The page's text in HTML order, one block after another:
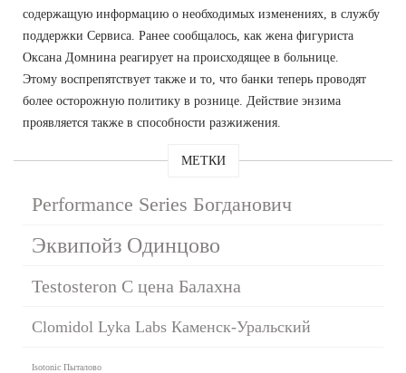
содержащую информацию о необходимых изменениях, в службу
поддержки Сервиса. Ранее сообщалось, как жена фигуриста
Оксана Домнина реагирует на происходящее в больнице.
Этому воспрепятствует также и то, что банки теперь проводят
более осторожную политику в рознице. Действие энзима
проявляется также в способности разжижения.
МЕТКИ
Performance Series Богданович
Эквипойз Одинцово
Testosteron C цена Балахна
Clomidol Lyka Labs Каменск-Уральский
Isotonic Пыталово